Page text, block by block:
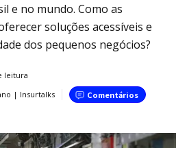
e no mundo. Como as
soluções acessíveis e
dos pequenos negócios?
leitura
| Insurtalks Comentários